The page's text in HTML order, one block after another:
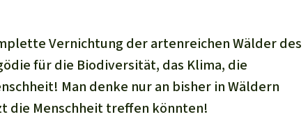
Vernichtung der artenreichen Wälder des
für die Biodiversität, das Klima, die
Man denke nur an bisher in Wäldern
die Menschheit treffen könnten!